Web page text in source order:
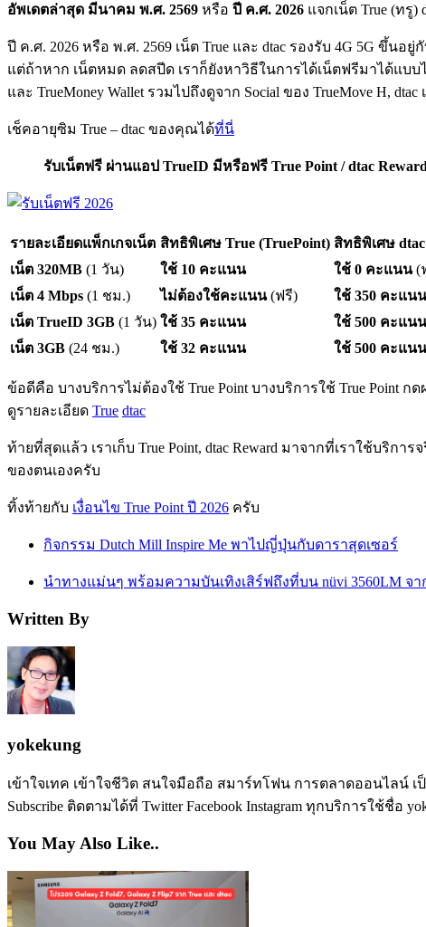
อัพเดตล่าสุด มีนาคม พ.ศ. 2569 หรือ ปี ค.ศ. 2026 แจกเน็ต True (ทรู
ปี ค.ศ. 2026 หรือ พ.ศ. 2569 เน็ต True และ dtac รองรับ 4G 5G ขึ้น
แต่ถ้าหาก เน็ตหมด ลดสปีด เราก็ยังหาวิธีในการได้เน็ตฟรีมาได้แบบ
และ TrueMoney Wallet รวมไปถึงดูจาก Social ของ TrueMove H,
เช็คอายุซิม True – dtac ของคุณได้ที่นี่
รับเน็ตฟรี ผ่านแอป TrueID มีหรือฟรี True Point / dtac Reward
รายละเอียดแพ็กเกจเน็ต สิทธิพิเศษ True (TruePoint) สิทธิพิเศษ
เน็ต 320MB (1 วัน) ใช้ 10 คะแนน ใช้ 0 คะแนน(
เน็ต 4 Mbps (1 ชม.) ไม่ต้องใช้คะแนน(ฟรี) ใช้ 350 คะแนน
เน็ต TrueID 3GB (1 วัน) ใช้ 35 คะแนน ใช้ 500 คะแนน
เน็ต 3GB (24 ชม.) ใช้ 32 คะแนน ใช้ 500 คะแนน
ข้อดีคือ บางบริการไม่ต้องใช้ True Point บางบริการใช้ True Point
ดูรายละเอียด True dtac
ท้ายที่สุดแล้ว เราเก็บ True Point, dtac Reward มาจากที่เราใช้บริ
ของตนเองครับ
ทิ้งท้ายกับ เงื่อนไข True Point ปี 2026 ครับ
กิจกรรม Dutch Mill Inspire Me พาไปญี่ปุ่นกับดาราสุดเซอร์
นำทางแม่นๆ พร้อมความบันเทิงเสิร์ฟถึงที่บน nüvi 3560LM จา
Written By
yokekung
เข้าใจเทค เข้าใจชีวิต สนใจมือถือ สมาร์ทโฟน การตลาดออนไลน์ เป็น
Subscribe ติดตามได้ที่ Twitter Facebook Instagram ทุกบริการใช้ชื่อ
You May Also Like..